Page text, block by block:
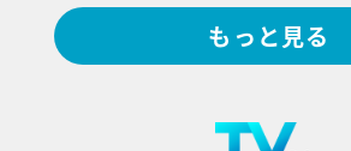
もっと見る